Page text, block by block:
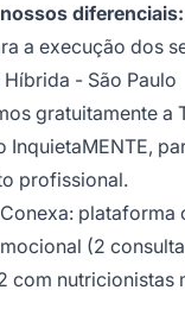
diferenciais:
a execução dos
- São Paulo
gratuitamente a
InquietaMENTE,
profissional.
plataforma
(2
com nutricionistas